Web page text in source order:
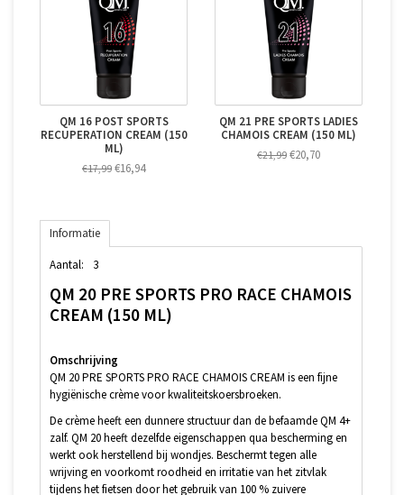
QM 16 POST SPORTS
RECUPERATION CREAM (150
ML)
€17,99 €16,94
QM 21 PRE SPORTS LADIES
CHAMOIS CREAM (150 ML)
€21,99 €20,70
Informatie
Aantal: 3
QM 20 PRE SPORTS PRO RACE CHAMOIS
CREAM (150 ML)
Omschrijving
QM 20 PRE SPORTS PRO RACE CHAMOIS CREAM is een fijne
hygiënische crème voor kwaliteitskoersbroeken.
De crème heeft een dunnere structuur dan de befaamde QM 4+
zalf. QM 20 heeft dezelfde eigenschappen qua bescherming en
werkt ook herstellend bij wondjes. Beschermt tegen alle
wrijving en voorkomt roodheid en irritatie van het zitvlak
tijdens het fietsen door het gebruik van 100 % zuivere